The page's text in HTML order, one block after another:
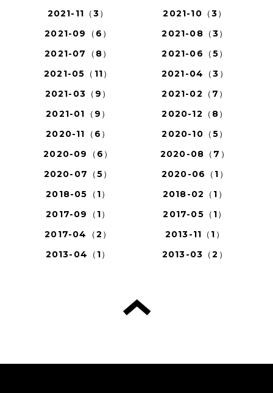
2021-11（3）
2021-10（3）
2021-09（6）
2021-08（3）
2021-07（8）
2021-06（5）
2021-05（11）
2021-04（3）
2021-03（9）
2021-02（7）
2021-01（9）
2020-12（8）
2020-11（6）
2020-10（5）
2020-09（6）
2020-08（7）
2020-07（5）
2020-06（1）
2018-05（1）
2018-02（1）
2017-09（1）
2017-05（1）
2017-04（2）
2013-11（1）
2013-04（1）
2013-03（2）